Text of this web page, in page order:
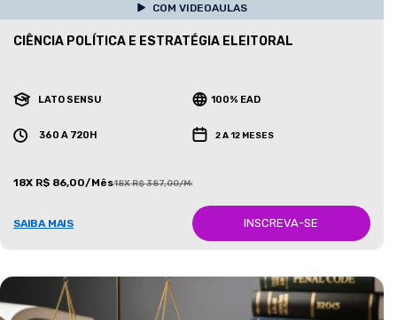
COM VIDEOAULAS
CIÊNCIA POLÍTICA E ESTRATÉGIA ELEITORAL
LATO SENSU 100% EAD
360 A 720H 2 A 12 MESES
18X R$ 86,00/Mês18X R$ 387,00/Mês
SAIBA MAIS INSCREVA-SE